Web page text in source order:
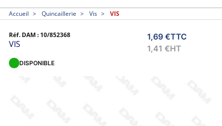
Accueil Quincaillerie Vis VIS
Réf. DAM : 10/852368
VIS
1,69 €TTC
1,41 €HT
DISPONIBLE